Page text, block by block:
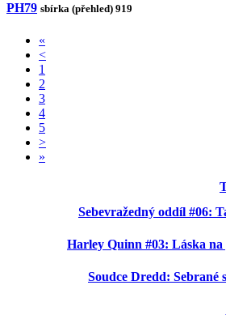
PH79 sbírka (přehled) 919
«
<
1
2
3
4
5
>
»
Sebevražedný oddíl #06:
Harley Quinn #03: Láska
Soudce Dredd: Sebrané